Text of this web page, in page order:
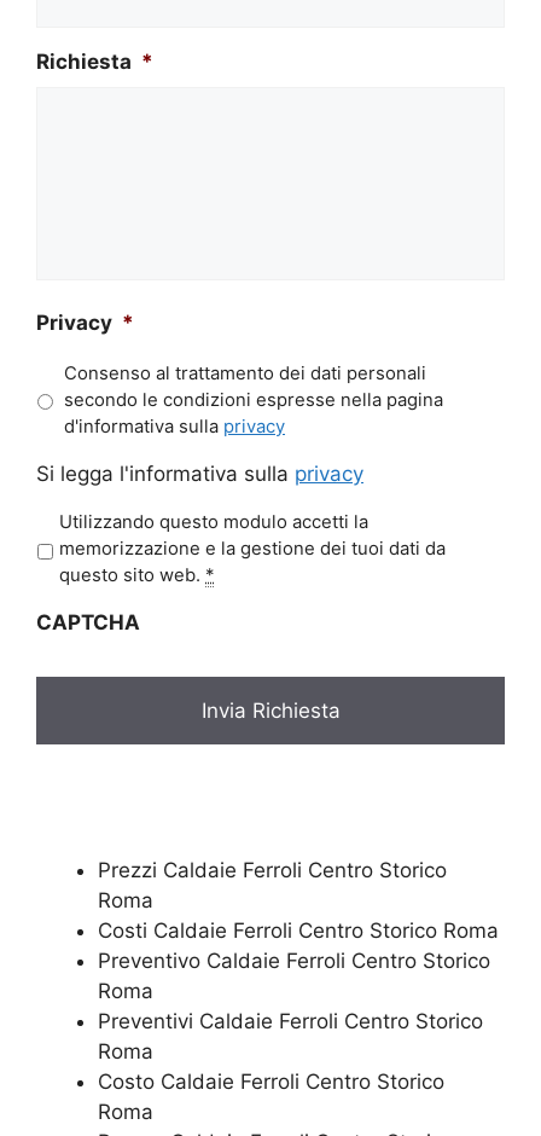
Richiesta *
Privacy *
Consenso al trattamento dei dati personali
secondo le condizioni espresse nella pagina
d'informativa sulla privacy
Si legga l'informativa sulla privacy
r
a
y
Utilizzando questo modulo accetti la
memorizzazione e la gestione dei tuoi dati da
questo sito web. *
CAPTCHA
Prezzi Caldaie Ferroli Centro Storico
Roma
Costi Caldaie Ferroli Centro Storico Roma
Preventivo Caldaie Ferroli Centro Storico
Roma
Preventivi Caldaie Ferroli Centro Storico
Roma
Costo Caldaie Ferroli Centro Storico
Roma